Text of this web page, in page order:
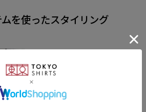
名刺やICカード等
プルなデザインが
を使ったスタイリング